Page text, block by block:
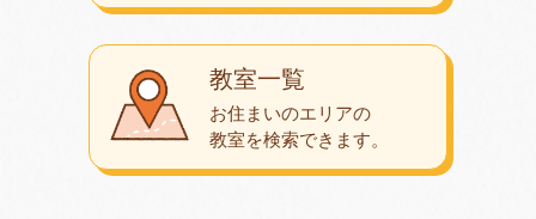
教室一覧
お住まいのエリアの
教室を検索できます。